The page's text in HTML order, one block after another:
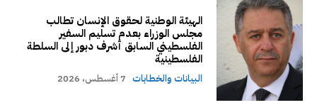
الهيئة الوطنية لحقوق الإنسان تطالب
مجلس الوزراء بعدم تسليم السفير
الفلسطيني السابق أشرف دبور إلى السلطة
الفلسطينية
البيانات والخطابات 7 أغسطس، 2026